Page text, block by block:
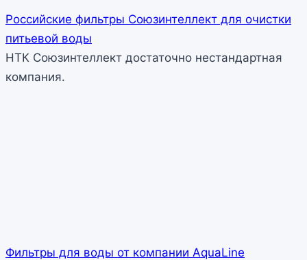
Российские фильтры Союзинтеллект для очистки
питьевой воды
НТК Союзинтеллект достаточно нестандартная
компания.
Фильтры для воды от компании AquaLine